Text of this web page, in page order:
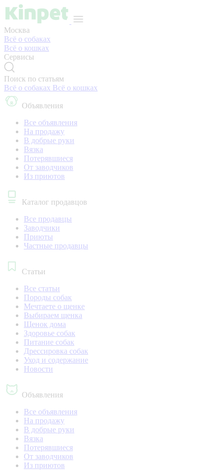
Москва
Всё о собаках
Всё о кошках
Сервисы
Поиск по статьям
Всё о собаках Всё о кошках
Объявления
Все объявления
На продажу
В добрые руки
Вязка
Потерявшиеся
От заводчиков
Из приютов
Каталог продавцов
Все продавцы
Заводчики
Приюты
Частные продавцы
Статьи
Все статьи
Породы собак
Мечтаете о щенке
Выбираем щенка
Щенок дома
Здоровье собак
Питание собак
Дрессировка собак
Уход и содержание
Новости
Объявления
Все объявления
На продажу
В добрые руки
Вязка
Потерявшиеся
От заводчиков
Из приютов